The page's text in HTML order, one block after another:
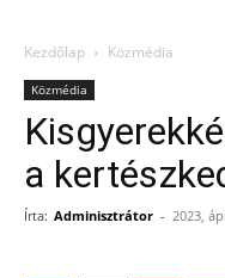
Kezdőlap Közmédia
Közmédia
a
Írta: Adminisztrátor - 2023,